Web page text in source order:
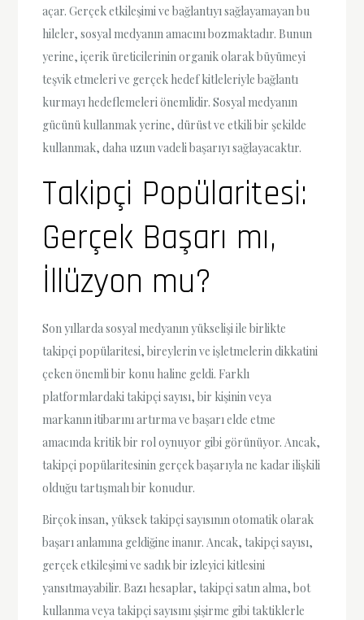
açar. Gerçek etkileşimi ve bağlantıyı sağlayamayan bu
hileler, sosyal medyanın amacını bozmaktadır. Bunun
yerine, içerik üreticilerinin organik olarak büyümeyi
teşvik etmeleri ve gerçek hedef kitleleriyle bağlantı
kurmayı hedeflemeleri önemlidir. Sosyal medyanın
gücünü kullanmak yerine, dürüst ve etkili bir şekilde
kullanmak, daha uzun vadeli başarıyı sağlayacaktır.
Takipçi Popülaritesi:
Gerçek Başarı mı,
İllüzyon mu?
Son yıllarda sosyal medyanın yükselişi ile birlikte
takipçi popülaritesi, bireylerin ve işletmelerin dikkatini
çeken önemli bir konu haline geldi. Farklı
platformlardaki takipçi sayısı, bir kişinin veya
markanın itibarını artırma ve başarı elde etme
amacında kritik bir rol oynuyor gibi görünüyor. Ancak,
takipçi popülaritesinin gerçek başarıyla ne kadar ilişkili
olduğu tartışmalı bir konudur.
Birçok insan, yüksek takipçi sayısının otomatik olarak
başarı anlamına geldiğine inanır. Ancak, takipçi sayısı,
gerçek etkileşimi ve sadık bir izleyici kitlesini
yansıtmayabilir. Bazı hesaplar, takipçi satın alma, bot
kullanma veya takipçi sayısını şişirme gibi taktiklerle